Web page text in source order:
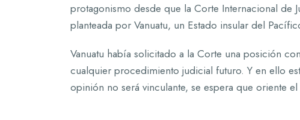
protagonismo desde que la Corte Internacional de
planteada por Vanuatu, un Estado insular del
Vanuatu había solicitado a la Corte una posición
cualquier procedimiento judicial futuro. Y en ello
opinión no será vinculante, se espera que oriente